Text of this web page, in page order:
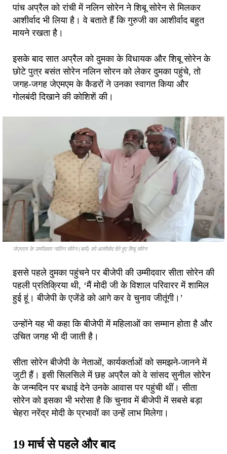
पांच अप्रैल को रांची में नलिन सोरेन ने शिबू सोरेन से मिलकर
आशीर्वाद भी लिया है। वे बताते हैं कि गुरुजी का आशीर्वाद बहुत
मायने रखता है।
इसके बाद सात अप्रैल को दुमका के विधायक और शिबू सोरेन के
छोटे पुत्र बसंत सोरेन नलिन सोरन को लेकर दुमका पहुंचे, तो
जगह-जगह जेएमएम के कैडरों ने उनका स्वागत किया और
गोलबंदी दिखाने की कोशिशें की।
जेएमएम के उम्मीदवार नालिन सोरेन (बायें) को आशीर्वाद देते हुए शिबू सोरेन
इससे पहले दुमका पहुंचने पर बीजेपी की उम्मीदवार सीता सोरेन की
पहली प्रतिक्रिया थी, ‘मैं मोदी जी के विशाल परिवारर में शामिल
हुई हूं। बीजेपी के एजेंडे को आगे कर वे चुनाव जीतूंगी।’
उन्होंने यह भी कहा कि बीजेपी में महिलाओं का सम्मान होता है और
उचित जगह भी दी जाती है।
सीता सोरेन बीजेपी के नेताओं, कार्यकर्ताओं को समझने-जानने में
जुटी हैं। इसी सिलसिले में छह अप्रैल को वे सांसद सुनील सोरेन
के जन्मदिन पर बधाई देने उनके आवास पर पहुंची थीं। सीता
सोरेन को इसका भी भरोसा है कि चुनाव में बीजेपी में सबसे बड़ा
चेहरा नरेंद्र मोदी के प्रभावों का उन्हें लाभ मिलेगा।
19 मार्च से पहले और बाद